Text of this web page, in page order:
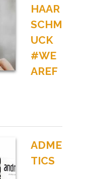
HAAR
SCHM
UCK
#WE
AREF
ADME
TICS